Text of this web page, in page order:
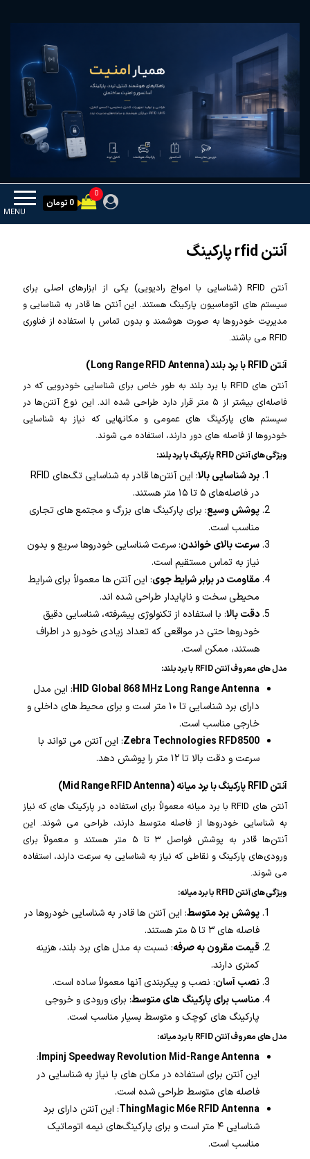
MENU
0
0 تومان
آنتن rfid پارکینگ
آنتن RFID (شناسایی با امواج رادیویی) یکی از ابزارهای اصلی برای
سیستم های اتوماسیون پارکینگ هستند. این آنتن ها قادر به شناسایی و
مدیریت خودروها به صورت هوشمند و بدون تماس با استفاده از فناوری
RFID می باشند.
آنتن RFID با برد بلند (Long Range RFID Antenna)
آنتن های RFID با برد بلند به طور خاص برای شناسایی خودرویی که در
فاصله‌ای بیشتر از ۵ متر قرار دارد طراحی شده اند. این نوع آنتن‌ها در
سیستم های پارکینگ های عمومی و مکانهایی که نیاز به شناسایی
خودروها از فاصله های دور دارند، استفاده می شوند.
ویژگی های آنتن RFID پارکینگ با برد بلند:
برد شناسایی بالا
: این آنتن‌ها قادر به شناسایی تگ‌های RFID
در فاصله‌های ۵ تا ۱۵ متر هستند.
پوشش وسیع: برای پارکینگ های بزرگ و مجتمع های تجاری
مناسب است.
سرعت بالای خواندن: سرعت شناسایی خودروها سریع و بدون
نیاز به تماس مستقیم است.
مقاومت در برابر شرایط جوی: این آنتن ها معمولاً برای شرایط
محیطی سخت و ناپایدار طراحی شده اند.
دقت بالا: با استفاده از تکنولوژی پیشرفته، شناسایی دقیق
خودروها حتی در مواقعی که تعداد زیادی خودرو در اطراف
هستند، ممکن است.
مدل های معروف آنتن RFID با برد بلند:
HID Global 868 MHz Long Range Antenna: این مدل
دارای برد شناسایی تا ۱۰ متر است و برای محیط های داخلی و
خارجی مناسب است.
Zebra Technologies RFD8500: این آنتن می تواند با
سرعت و دقت بالا تا ۱۲ متر را پوشش دهد.
آنتن RFID پارکینگ با برد میانه (Mid Range RFID Antenna)
آنتن های RFID با برد میانه معمولاً برای استفاده در پارکینگ های که نیاز
به شناسایی خودروها از فاصله متوسط دارند، طراحی می شوند. این
آنتن‌ها قادر به پوشش فواصل ۳ تا ۵ متر هستند و معمولاً برای
ورودی‌های پارکینگ و نقاطی که نیاز به شناسایی به سرعت دارند، استفاده
می شوند.
ویژگی های آنتن RFID با برد میانه:
پوشش برد متوسط: این آنتن ها قادر به شناسایی خودروها در
فاصله های ۳ تا ۵ متر هستند.
قیمت مقرون به صرفه: نسبت به مدل های برد بلند، هزینه
کمتری دارند.
نصب آسان: نصب و پیکربندی آنها معمولاً ساده است.
مناسب برای پارکینگ های متوسط: برای ورودی و خروجی
پارکینگ های کوچک و متوسط بسیار مناسب است.
مدل های معروف آنتن RFID با برد میانه:
Impinj Speedway Revolution Mid-Range Antenna
:
این آنتن برای استفاده در مکان های با نیاز به شناسایی در
فاصله های متوسط طراحی شده است.
ThingMagic M6e RFID Antenna: این آنتن دارای برد
شناسایی ۴ متر است و برای پارکینگ‌های نیمه اتوماتیک
مناسب است.